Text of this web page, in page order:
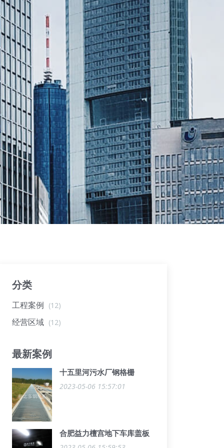
分类
工程案例 (12)
经营区域 (12)
最新案例
十五里河污水厂钢格栅
2023-05-06 15:57:01
合肥益力檀宫地下车库盖板